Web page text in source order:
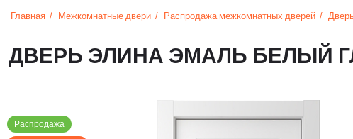
Главная Межкомнатные двери Распродажа межкомнатных дверей
ДВЕРЬ ЭЛИНА ЭМАЛЬ БЕЛЫЙ
Распродажа